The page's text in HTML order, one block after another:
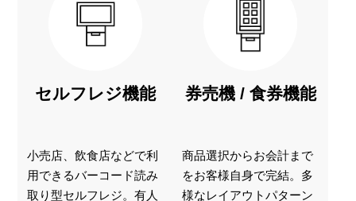
セルフレジ機能
小売店、飲食店などで利
用できるバーコード読み
取り型セルフレジ。有人
券売機 / 食券機能
商品選択からお会計まで
をお客様自身で完結。多
様なレイアウトパターン